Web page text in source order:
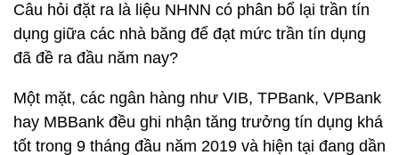
Câu hỏi đặt ra là liệu NHNN có phân bổ lại trần tín
dụng giữa các nhà băng để đạt mức trần tín dụng
đã đề ra đầu năm nay?
Một mặt, các ngân hàng như VIB, TPBank, VPBank
hay MBBank đều ghi nhận tăng trưởng tín dụng khá
tốt trong 9 tháng đầu năm 2019 và hiện tại đang dần